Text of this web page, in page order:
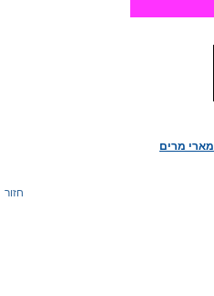
מארי מרים
חזור